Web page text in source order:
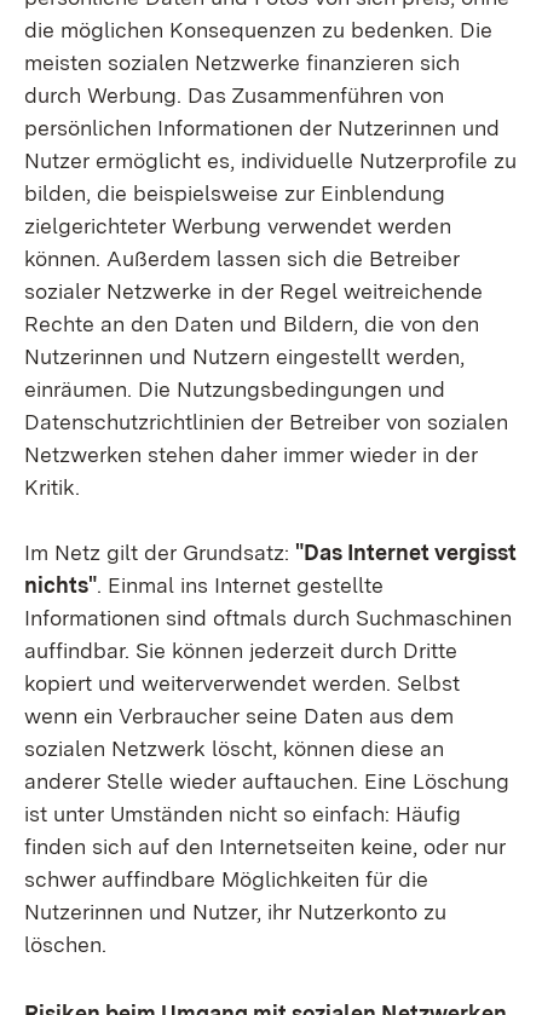
die möglichen Konsequenzen zu bedenken. Die
meisten sozialen Netzwerke finanzieren sich
durch Werbung. Das Zusammenführen von
persönlichen Informationen der Nutzerinnen und
Nutzer ermöglicht es, individuelle Nutzerprofile zu
bilden, die beispielsweise zur Einblendung
zielgerichteter Werbung verwendet werden
können. Außerdem lassen sich die Betreiber
sozialer Netzwerke in der Regel weitreichende
Rechte an den Daten und Bildern, die von den
Nutzerinnen und Nutzern eingestellt werden,
einräumen. Die Nutzungsbedingungen und
Datenschutzrichtlinien der Betreiber von sozialen
Netzwerken stehen daher immer wieder in der
Kritik.
Im Netz gilt der Grundsatz: "Das Internet vergisst
nichts". Einmal ins Internet gestellte
Informationen sind oftmals durch Suchmaschinen
auffindbar. Sie können jederzeit durch Dritte
kopiert und weiterverwendet werden. Selbst
wenn ein Verbraucher seine Daten aus dem
sozialen Netzwerk löscht, können diese an
anderer Stelle wieder auftauchen. Eine Löschung
ist unter Umständen nicht so einfach: Häufig
finden sich auf den Internetseiten keine, oder nur
schwer auffindbare Möglichkeiten für die
Nutzerinnen und Nutzer, ihr Nutzerkonto zu
löschen.